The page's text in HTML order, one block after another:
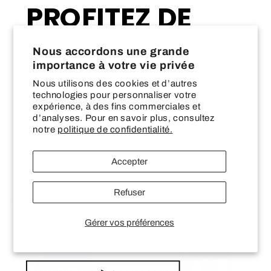
Nous accordons une grande
importance à votre vie privée
Nous utilisons des cookies et d’autres
technologies pour personnaliser votre
expérience, à des fins commerciales et
d’analyses. Pour en savoir plus, consultez
notre politique de confidentialité.
Gérer vos préférences
Accepter
Refuser
NE S'APPLIQUE PAS AU FORMAT 24X36 POUCE.
Quantité
Réduire
la
quantité
de
Bas-
Saint-
Laurent
Kamouraska
Augmenter
la
quantité
de
Bas-
Saint-
Laurent
Kamouraska
SKU:
Share
Nos incontournables
PROFITEZ DE
10% DE RABAIS
—
SUR VOTRE PREMIÈRE COMMANDE CHEZ
LES WONDERLANDS
First Name